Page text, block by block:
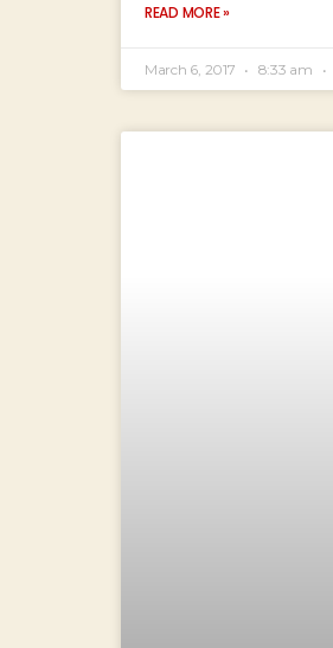
READ MORE »
March 6, 2017 8:33 am